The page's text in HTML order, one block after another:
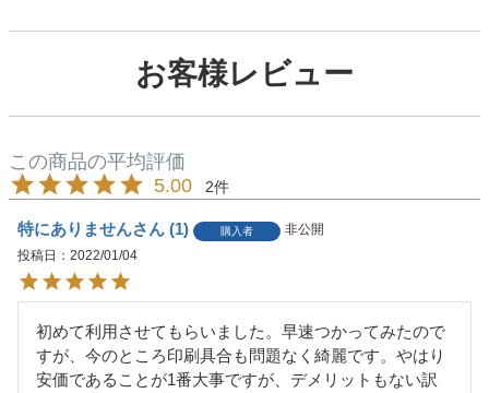
お客様レビュー
5.00 2
特にありません 1 購入者
非公開
投稿日
2022/01/04
初めて利用させてもらいました。早速つかってみたので
すが、今のところ印刷具合も問題なく綺麗です。やはり
安価であることが1番大事ですが、デメリットもない訳